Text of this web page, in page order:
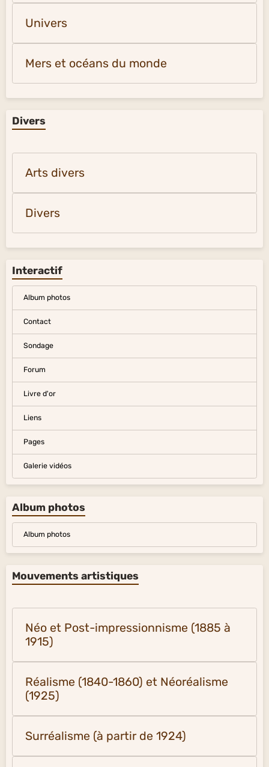
Univers
Mers et océans du monde
Divers
Arts divers
Divers
Interactif
Album photos
Contact
Sondage
Forum
Livre d'or
Liens
Pages
Galerie vidéos
Album photos
Album photos
Mouvements artistiques
Néo et Post-impressionnisme (1885 à
1915)
Réalisme (1840-1860) et Néoréalisme
(1925)
Surréalisme (à partir de 1924)